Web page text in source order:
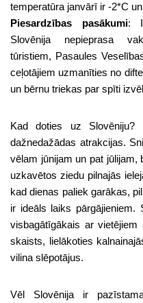
temperatūra janvārī ir -2*C
Piesardzības pasākumi:
Slovēnija nepieprasa
tūristiem, Pasaules
ceļotājiem uzmanīties no
un bērnu triekas par spīti
Kad doties uz Slovēniju?
dažnedažādas atrakcijas.
vēlam jūnijam un pat
uzkavētos ziedu pilnajās
kad dienas paliek garākas,
ir ideāls laiks
visbagātīgākais ar
skaists, lielākoties
vilina slēpotājus.
Vēl Slovēnija ir